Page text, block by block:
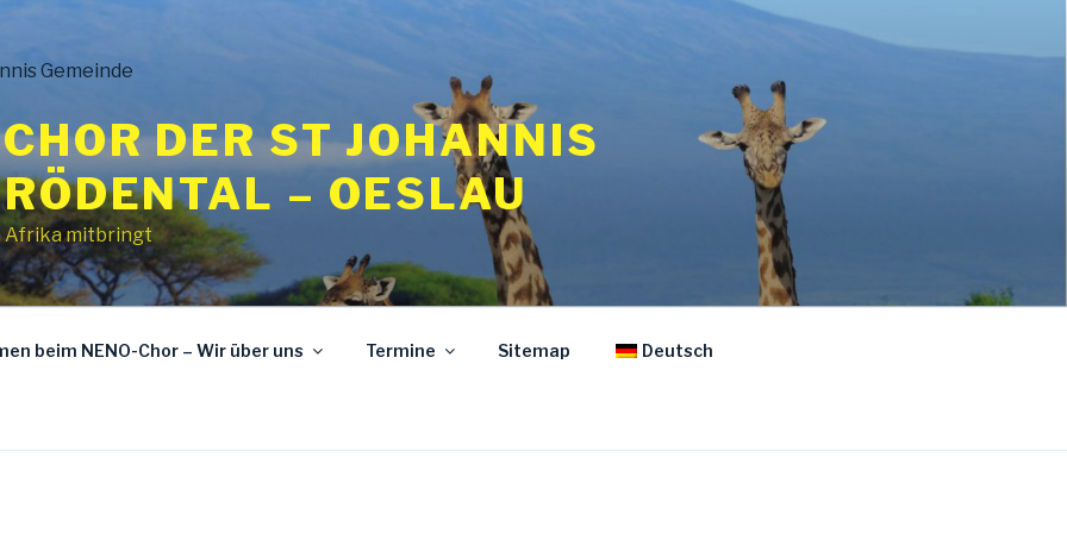
DER ST JOHANNIS
– OESLAU
Afrika mitbringt
beim NENO-Chor – Wir über uns Termine Sitemap Deutsch